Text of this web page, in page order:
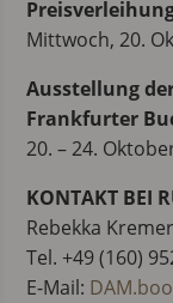
Mittwoch, 20.
Ausstellung
Frankfurter
20. – 24.
KONTAKT BEI
Rebekka
Tel. +49 (160)
E-Mail: